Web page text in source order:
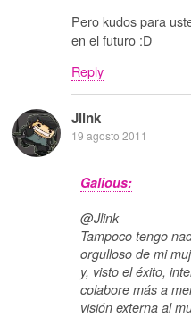
Pero kudos para
en el futuro :D
Reply
Jlink
19 agosto 2011
Galious:
@Jlink
Tampoco tengo
orgulloso de mi
y, visto el éxito,
colabore más a
visión externa al